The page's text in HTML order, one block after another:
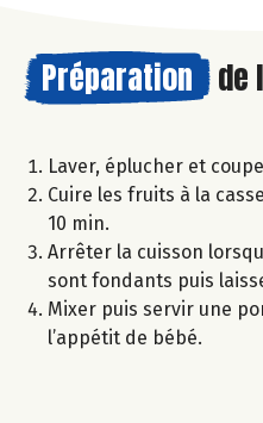
Préparation de
Laver, éplucher et
Cuire les fruits à la
10 min.
Arrêter la cuisson
sont fondants puis
Mixer puis servir une
l’appétit de bébé.